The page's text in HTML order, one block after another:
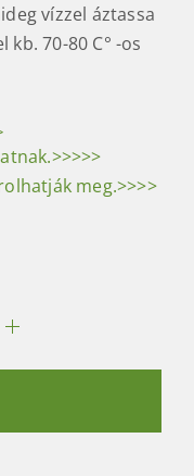
vízzel áztassa
70-80 C° -os
meg.>>>>